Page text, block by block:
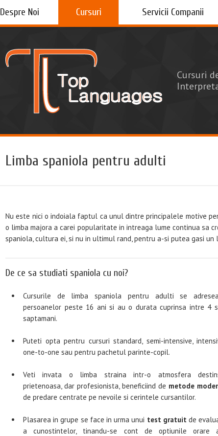
Despre Noi Cursuri Servicii Companii
Cursuri
Limba spaniola pentru adulti
Nu este nici o indoiala faptul ca unul dintre principalele motive
o limba majora a carei popularitate in intreaga lume continua sa
spaniola, cultura ei, si nu in ultimul rand, pentru a-si putea gasi un
De ce sa studiati spaniola cu noi?
Cursurile de limba spaniola pentru adulti se
persoanelor peste 16 ani si au o durata cuprinsa intre 4
saptamani.
Puteti opta pentru cursuri standard, semi-intensive,
one-to-one sau pentru pachetul parinte-copil.
Veti invata o limba straina intr-o atmosfera
prietenoasa, dar profesionista, beneficiind de metode
de predare centrate pe nevoile si cerintele cursantilor.
Plasarea in grupe se face in urma unui test gratuitde
a cunostintelor, tinandu-se cont de optiunile orare